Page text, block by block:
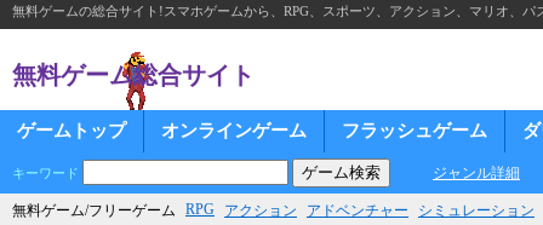
無料ゲームの総合サイト!スマホゲームから、RPG、スポーツ、アクション、マリオ、
無料ゲーム総合サイト
ゲームトップ オンラインゲーム フラッシュゲーム
キーワード ジャンル詳細
無料ゲーム/フリーゲーム RPG アクション アドベンチャー シミュレーション